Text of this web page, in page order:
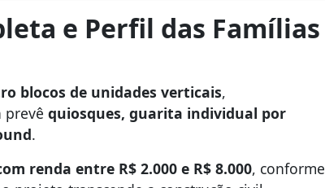
e Perfil das Famílias
blocos de unidades verticais,
prevê quiosques, guarita individual por
.
renda entre R$ 2.000 e R$ 8.000, conforme